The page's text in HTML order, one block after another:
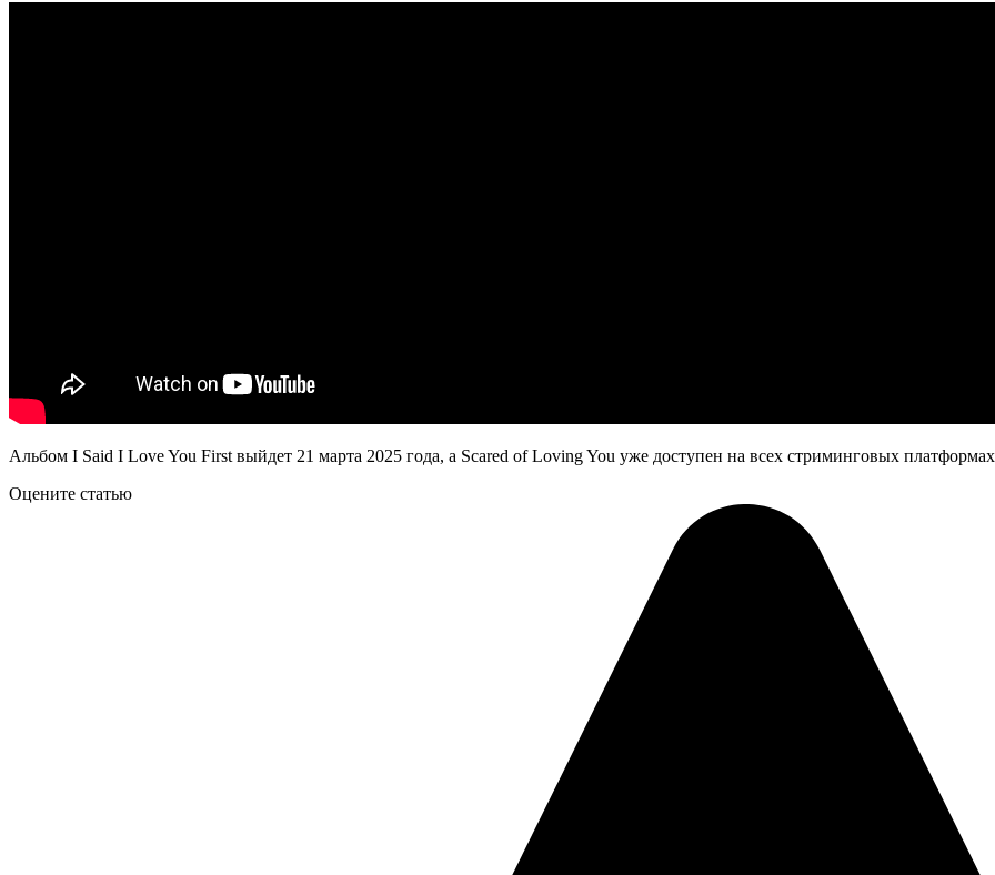
Альбом I Said I Love You First выйдет 21 марта 2025 года, а Scared of Loving You уже доступен на всех стриминговых
Оцените статью